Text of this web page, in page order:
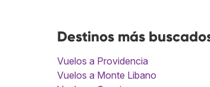
Destinos más
Vuelos a Providencia
Vuelos a Monte Libano